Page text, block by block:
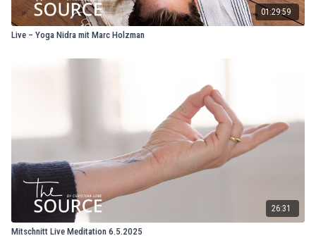
01:29:59
Live – Yoga Nidra mit Marc Holzman
26:31
Mitschnitt Live Meditation 6.5.2025